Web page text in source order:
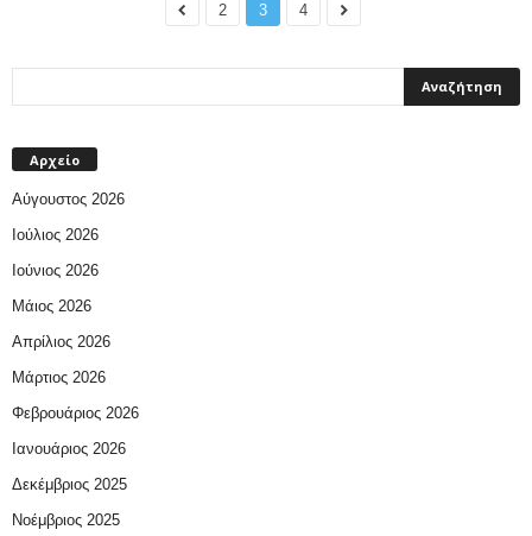
2 3 4
Αρχείο
Αύγουστος 2026
Ιούλιος 2026
Ιούνιος 2026
Μάιος 2026
Απρίλιος 2026
Μάρτιος 2026
Φεβρουάριος 2026
Ιανουάριος 2026
Δεκέμβριος 2025
Νοέμβριος 2025